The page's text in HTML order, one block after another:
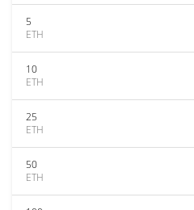
5
ETH
10
ETH
25
ETH
50
ETH